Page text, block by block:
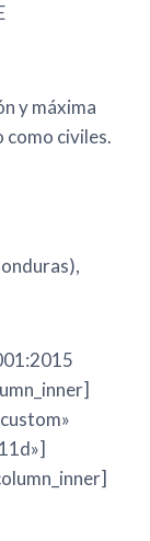
y máxima
civiles.